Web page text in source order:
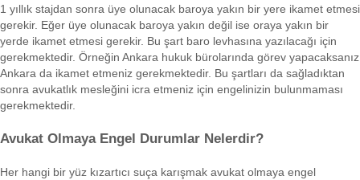
1 yıllık stajdan sonra üye olunacak baroya yakın bir yere ikamet etmesi
gerekir. Eğer üye olunacak baroya yakın değil ise oraya yakın bir
yerde ikamet etmesi gerekir. Bu şart baro levhasına yazılacağı için
gerekmektedir. Örneğin Ankara hukuk bürolarında görev yapacaksanız
Ankara da ikamet etmeniz gerekmektedir. Bu şartları da sağladıktan
sonra avukatlık mesleğini icra etmeniz için engelinizin bulunmaması
gerekmektedir.
Avukat Olmaya Engel Durumlar Nelerdir?
Her hangi bir yüz kızartıcı suça karışmak avukat olmaya engel